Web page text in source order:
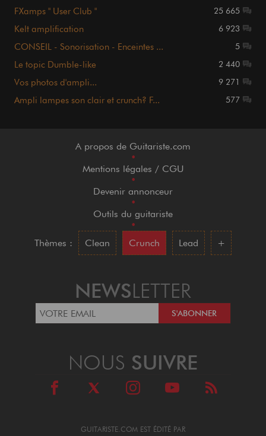
FXamps " User Club " 25 665
Kelt amplification 6 923
CONSEIL - Sonorisation - Enceintes ... 5
Le topic Dumble-like 2 440
Vos photos d'ampli... 9 271
Ampli lampes son clair et crunch? F... 577
A propos de Guitariste.com
•
Mentions légales / CGU
•
Devenir annonceur
•
Outils du guitariste
•
Thèmes :
Clean Crunch Lead +
NEWSLETTER
GUITARISTE.COM EST ÉDITÉ PAR
NOUS SUIVRE